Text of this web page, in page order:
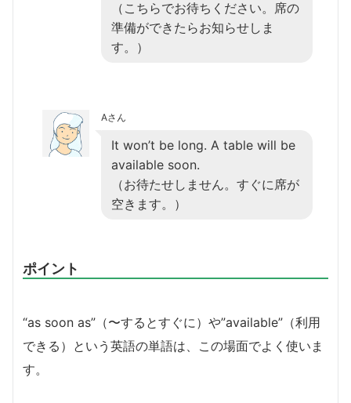
（こちらでお待ちください。席の
準備ができたらお知らせしま
す。）
Aさん
It won’t be long. A table will be
available soon.
（お待たせしません。すぐに席が
空きます。）
ポイント
“as soon as”（〜するとすぐに）や”available”（利用
できる）という英語の単語は、この場面でよく使いま
す。